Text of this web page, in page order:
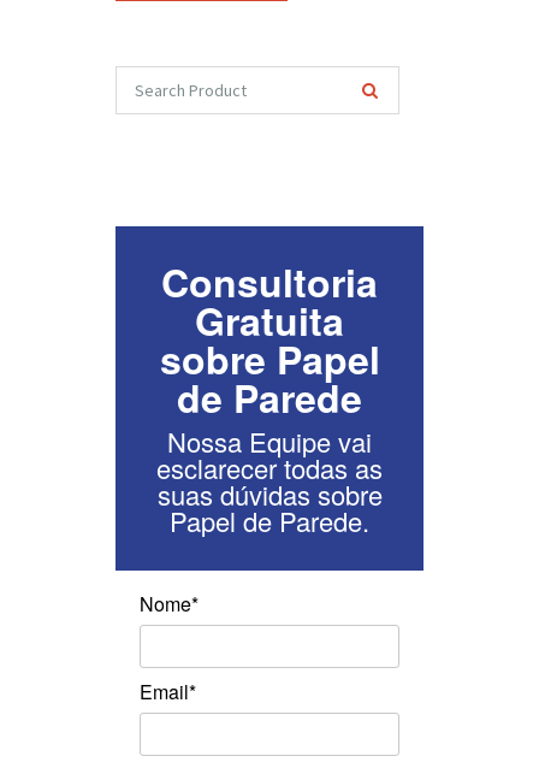
Consultoria
Gratuita
sobre Papel
de Parede
Nossa Equipe vai
esclarecer todas as
suas dúvidas sobre
Papel de Parede.
Nome*
Email*